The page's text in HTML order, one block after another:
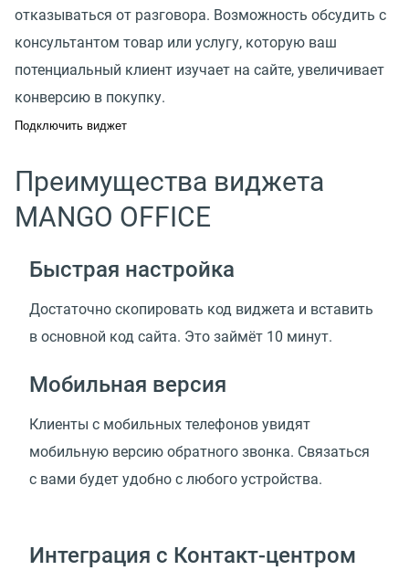
отказываться от разговора. Возможность обсудить с
консультантом товар или услугу, которую ваш
потенциальный клиент изучает на сайте, увеличивает
конверсию в покупку.
Подключить виджет
Преимущества виджета
MANGO OFFICE
Быстрая настройка
Достаточно скопировать код виджета и вставить
в основной код сайта. Это займёт 10 минут.
Мобильная версия
Клиенты с мобильных телефонов увидят
мобильную версию обратного звонка. Связаться
с вами будет удобно с любого устройства.
Интеграция с Контакт-центром